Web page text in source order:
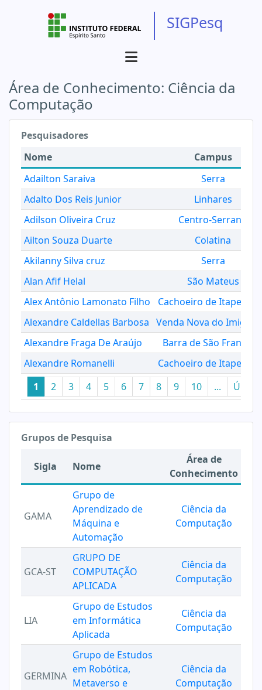
SIGPesq
Área de Conhecimento: Ciência da
Computação
Pesquisadores
Nome
Campus
Adailton Saraiva
Serra
Adalto Dos Reis Junior
Linhares
Adilson Oliveira Cruz
Centro-Serrano
Ailton Souza Duarte
Colatina
Akilanny Silva cruz
Serra
Alan Afif Helal
São Mateus
Alex Antônio Lamonato Filho
Cachoeiro de
Alexandre Caldellas Barbosa Venda Nova do
Alexandre Fraga De Araújo
Barra de São
Alexandre Romanelli
Cachoeiro de
1
2 3 4 5 6 7 8 9 10 ...
Grupos de Pesquisa
Sigla Nome
Área de
Conhecimento
GAMA
Grupo de
Aprendizado de
Máquina e
Automação
Ciência da
Computação
GCA-ST
GRUPO DE
COMPUTAÇÃO
APLICADA
Ciência da
Computação
LIA
Grupo de Estudos
em Informática
Aplicada
Ciência da
Computação
GERMINA
Grupo de Estudos
em Robótica,
Metaverso e
Ciência da
Computação